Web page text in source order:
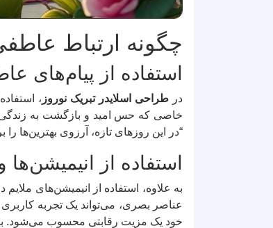
چگونه ارتباط
استفاده از پیام‌های
درطراحی اسلایدر تبریک نوروز ،
خاصی که حس امید و بازگشت به زندگی
“در این روزهای تازه، آرزوی بهترین‌ها
استفاده از
به علاوه، استفاده از انیمیشن‌های
عناصر بصری، می‌تواند یک تجربه
خود یک مزیت رقابتی محسوب می‌شود.